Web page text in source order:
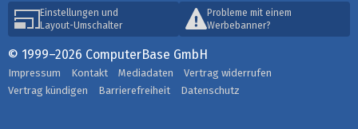
Einstellungen und
Layout-Umschalter
Probleme mit einem
Werbebanner?
© 1999–2026 ComputerBase GmbH
Impressum Kontakt Mediadaten
Vertrag widerrufen
Vertrag kündigen
Barrierefreiheit Datenschutz